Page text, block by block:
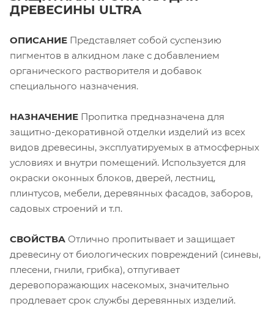
ДРЕВЕСИНЫ ULTRA
ОПИСАНИЕ Представляет собой суспензию
пигментов в алкидном лаке с добавлением
органического растворителя и добавок
специального назначения.
НАЗНАЧЕНИЕ Пропитка предназначена для
защитно-декоративной отделки изделий из всех
видов древесины, эксплуатируемых в атмосферных
условиях и внутри помещений. Используется для
окраски оконных блоков, дверей, лестниц,
плинтусов, мебели, деревянных фасадов, заборов,
садовых строений и т.п.
СВОЙСТВА Отлично пропитывает и защищает
древесину от биологических повреждений (синевы,
плесени, гнили, грибка), отпугивает
деревопоражающих насекомых, значительно
продлевает срок службы деревянных изделий.